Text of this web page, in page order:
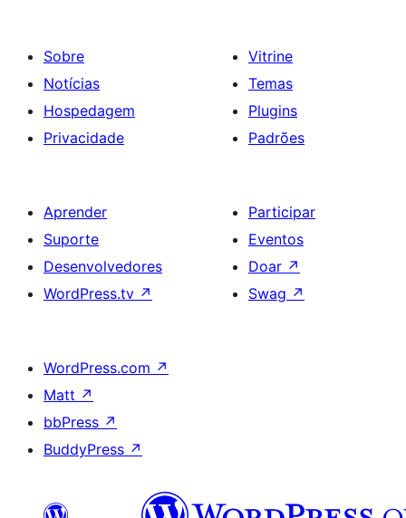
Sobre
Notícias
Hospedagem
Privacidade
Vitrine
Temas
Plugins
Padrões
Aprender
Suporte
Desenvolvedores
WordPress.tv ↗
Participar
Eventos
Doar ↗
Swag ↗
WordPress.com ↗
Matt ↗
bbPress ↗
BuddyPress ↗